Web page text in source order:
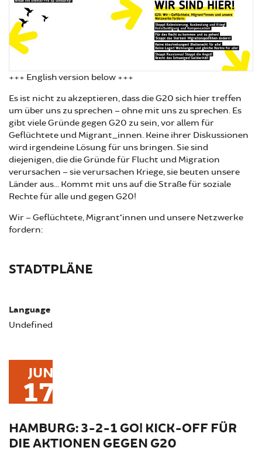
+++ English version below +++
Es ist nicht zu akzeptieren, dass die G20 sich hier treffen
um über uns zu sprechen – ohne mit uns zu sprechen. Es
gibt viele Gründe gegen G20 zu sein, vor allem für
Geflüchtete und Migrant_innen. Keine ihrer Diskussionen
wird irgendeine Lösung für uns bringen. Sie sind
diejenigen, die die Gründe für Flucht und Migration
verursachen – sie verursachen Kriege, sie beuten unsere
Länder aus... Kommt mit uns auf die Straße für soziale
Rechte für alle und gegen G20!
Wir – Geflüchtete, Migrant*innen und unsere Netzwerke
fordern:
STADTPLÄNE
Language
Undefined
JUN
17
HAMBURG: 3-2-1 GO! KICK-OFF FÜR
DIE AKTIONEN GEGEN G20